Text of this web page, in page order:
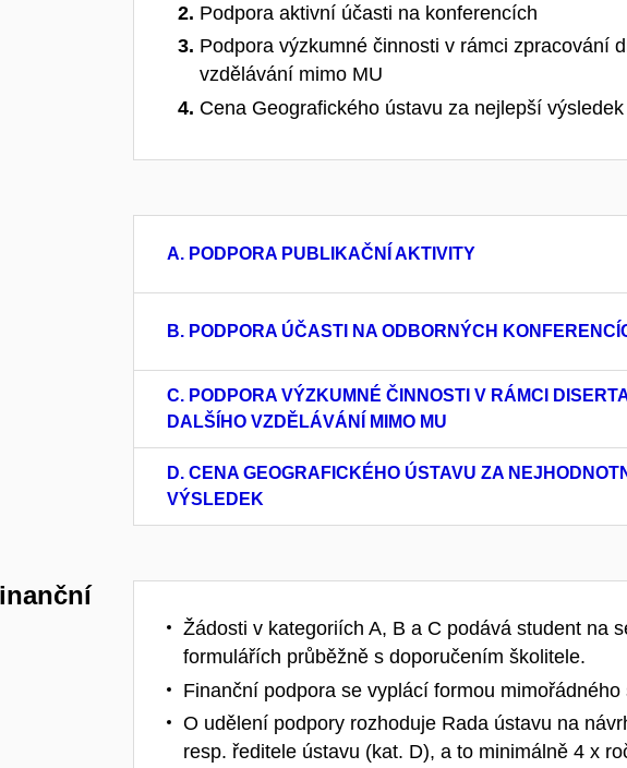
Podpora aktivní účasti na konferencích
Podpora výzkumné činnosti v rámci zpracování
vzdělávání mimo MU
Cena Geografického ústavu za nejlepší
A. PODPORA PUBLIKAČNÍ AKTIVITY
B. PODPORA ÚČASTI NA ODBORNÝCH
C. PODPORA VÝZKUMNÉ ČINNOSTI V RÁMCI
DALŠÍHO VZDĚLÁVÁNÍ MIMO MU
D. CENA GEOGRAFICKÉHO ÚSTAVU ZA
VÝSLEDEK
Žádosti v kategoriích A, B a C podává student na
formulářích průběžně s doporučením školitele.
Finanční podpora se vyplácí formou mimořádného
O udělení podpory rozhoduje Rada ústavu na
resp. ředitele ústavu (kat. D), a to minimálně 4 x